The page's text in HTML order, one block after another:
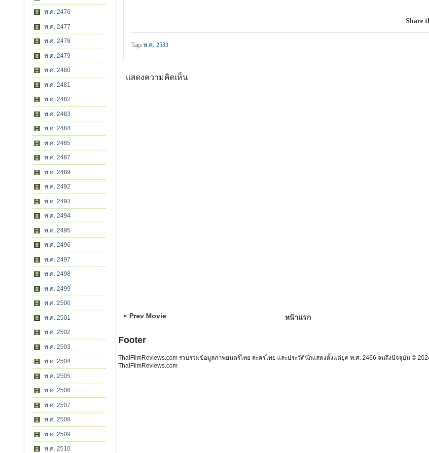
พ.ศ. 2476
พ.ศ. 2477
พ.ศ. 2478
พ.ศ. 2479
พ.ศ. 2480
พ.ศ. 2481
พ.ศ. 2482
พ.ศ. 2483
พ.ศ. 2484
พ.ศ. 2485
พ.ศ. 2487
พ.ศ. 2489
พ.ศ. 2492
พ.ศ. 2493
พ.ศ. 2494
พ.ศ. 2495
พ.ศ. 2496
พ.ศ. 2497
พ.ศ. 2498
พ.ศ. 2499
พ.ศ. 2500
พ.ศ. 2501
พ.ศ. 2502
พ.ศ. 2503
พ.ศ. 2504
พ.ศ. 2505
พ.ศ. 2506
พ.ศ. 2507
พ.ศ. 2508
พ.ศ. 2509
พ.ศ. 2510
Share
Tagsพ.ศ. 2533
แสดงความคิดเห็น
« Prev Movie หน้าแรก
Footer
ThaiFilmReviews.com รวบรวมข้อมูลภาพยนตร์ไทย ละครไทย และประวัตินักแสดงตั้งแต่ยุค พ.ศ. 2466 จนถึงปัจจุบัน ©
ThaiFilmReviews.com